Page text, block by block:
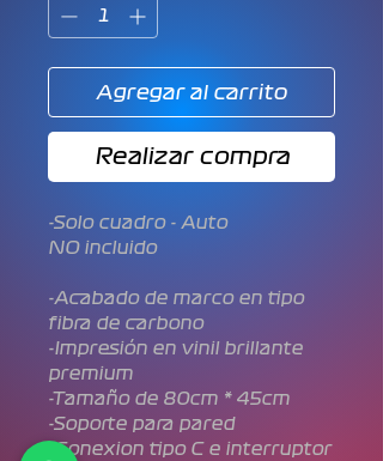
Agregar al carrito
Realizar compra
-Solo cuadro - Auto
NO incluido
-Acabado de marco en tipo
fibra de carbono
-Impresión en vinil brillante
premium
-Tamaño de 80cm * 45cm
-Soporte para pared
-Conexion tipo C e interruptor